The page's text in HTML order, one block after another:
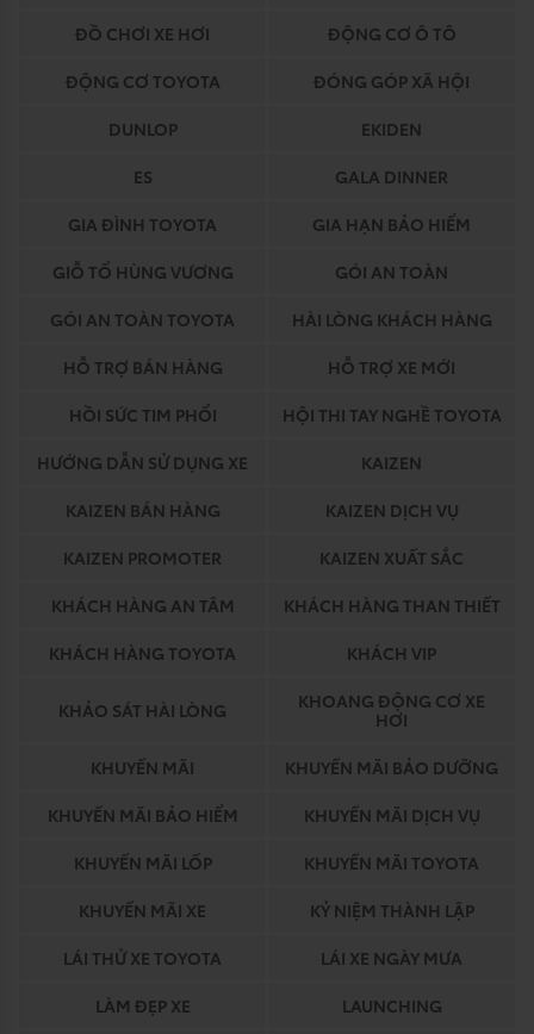
ĐỒ CHƠI XE HƠI
ĐỘNG CƠ Ô TÔ
ĐỘNG CƠ TOYOTA
ĐÓNG GÓP XÃ HỘI
DUNLOP
EKIDEN
ES
GALA DINNER
GIA ĐÌNH TOYOTA
GIA HẠN BẢO HIỂM
GIỖ TỔ HÙNG VƯƠNG
GÓI AN TOÀN
GÓI AN TOÀN TOYOTA
HÀI LÒNG KHÁCH HÀNG
HỖ TRỢ BÁN HÀNG
HỖ TRỢ XE MỚI
HỒI SỨC TIM PHỔI
HỘI THI TAY NGHỀ TOYOTA
HƯỚNG DẪN SỬ DỤNG XE
KAIZEN
KAIZEN BÁN HÀNG
KAIZEN DỊCH VỤ
KAIZEN PROMOTER
KAIZEN XUẤT SẮC
KHÁCH HÀNG AN TÂM
KHÁCH HÀNG THAN THIẾT
KHÁCH HÀNG TOYOTA
KHÁCH VIP
KHẢO SÁT HÀI LÒNG
KHOANG ĐỘNG CƠ XE
HƠI
KHUYẾN MÃI
KHUYẾN MÃI BẢO DƯỠNG
KHUYẾN MÃI BẢO HIỂM
KHUYẾN MÃI DỊCH VỤ
KHUYẾN MÃI LỐP
KHUYẾN MÃI TOYOTA
KHUYẾN MÃI XE
KỶ NIỆM THÀNH LẬP
LÁI THỬ XE TOYOTA
LÁI XE NGÀY MƯA
LÀM ĐẸP XE
LAUNCHING